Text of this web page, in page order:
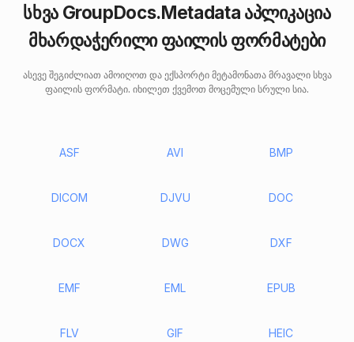
სხვა GroupDocs.Metadata აპლიკაცია
მხარდაჭერილი ფაილის ფორმატები
ასევე შეგიძლიათ ამოიღოთ და ექსპორტი მეტამონათა მრავალი სხვა
ფაილის ფორმატი. იხილეთ ქვემოთ მოცემული სრული სია.
ASF AVI BMP
DICOM DJVU DOC
DOCX DWG DXF
EMF EML EPUB
FLV GIF HEIC